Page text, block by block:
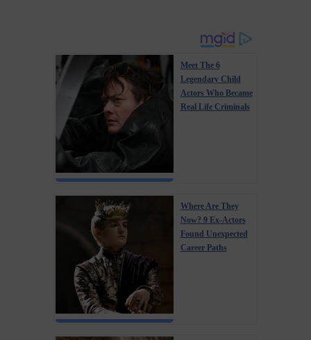
Meet The 6
Legendary Child
Actors Who Became
Real Life Criminals
Where Are They
Now? 9 Ex-Actors
Found Unexpected
Career Paths